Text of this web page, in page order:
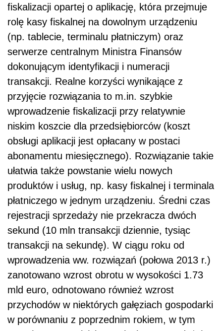
fiskalizacji opartej o aplikację, która przejmuje
rolę kasy fiskalnej na dowolnym urządzeniu
(np. tablecie, terminalu płatniczym) oraz
serwerze centralnym Ministra Finansów
dokonującym identyfikacji i numeracji
transakcji. Realne korzyści wynikające z
przyjęcie rozwiązania to m.in. szybkie
wprowadzenie fiskalizacji przy relatywnie
niskim koszcie dla przedsiębiorców (koszt
obsługi aplikacji jest opłacany w postaci
abonamentu miesięcznego). Rozwiązanie takie
ułatwia także powstanie wielu nowych
produktów i usług, np. kasy fiskalnej i terminala
płatniczego w jednym urządzeniu. Średni czas
rejestracji sprzedaży nie przekracza dwóch
sekund (10 mln transakcji dziennie, tysiąc
transakcji na sekundę). W ciągu roku od
wprowadzenia ww. rozwiązań (połowa 2013 r.)
zanotowano wzrost obrotu w wysokości 1.73
mld euro, odnotowano również wzrost
przychodów w niektórych gałęziach gospodarki
w porównaniu z poprzednim rokiem, w tym